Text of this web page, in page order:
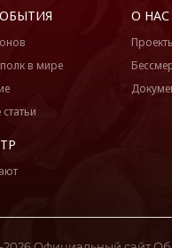
в мире
О НАС